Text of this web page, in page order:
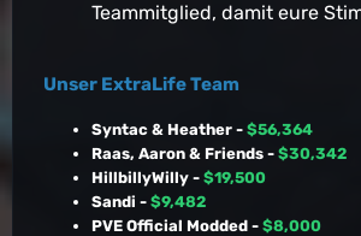
Teammitglied, damit eure
Unser ExtraLife Team
Syntac & Heather - $56,364
Raas, Aaron & Friends - $30,342
HillbillyWilly - $19,500
Sandi - $9,482
PVE Official Modded - $8,000